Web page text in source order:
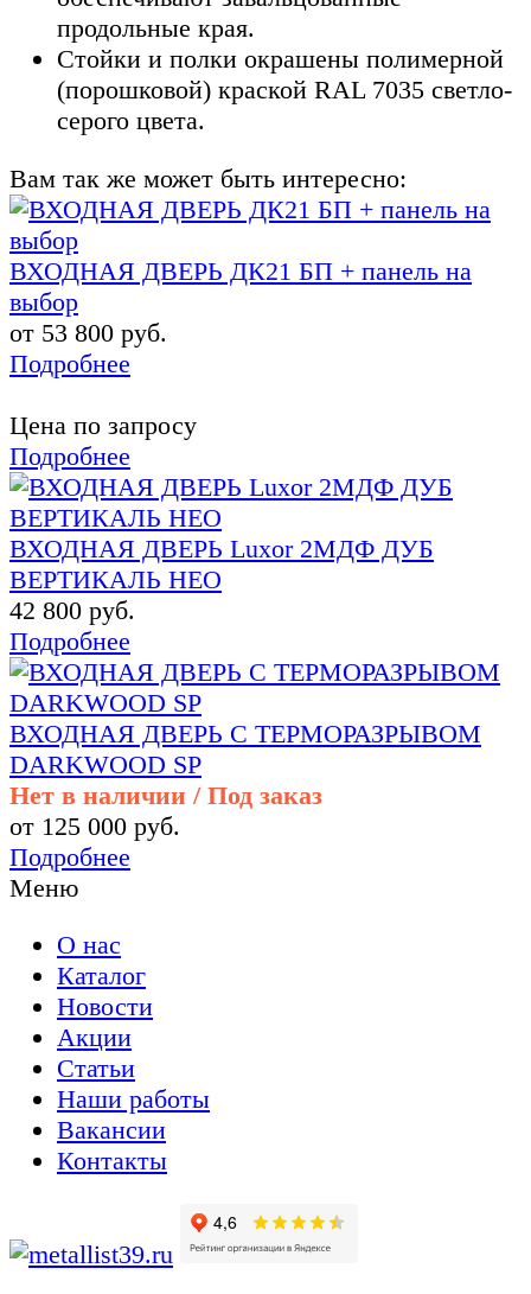
продольные края.
Стойки и полки окрашены полимерной
(порошковой) краской RAL 7035 светло-
серого цвета.
Вам так же может быть интересно:
ВХОДНАЯ ДВЕРЬ ДК21 БП + панель на
выбор
от 53 800 руб.
Подробнее
Цена по запросу
Подробнее
ВХОДНАЯ ДВЕРЬ Luxor 2МДФ ДУБ
ВЕРТИКАЛЬ НЕО
42 800 руб.
Подробнее
ВХОДНАЯ ДВЕРЬ С ТЕРМОРАЗРЫВОМ
DARKWOOD SP
Нет в наличии / Под заказ
от 125 000 руб.
Подробнее
Меню
О нас
Каталог
Новости
Акции
Статьи
Наши работы
Вакансии
Контакты